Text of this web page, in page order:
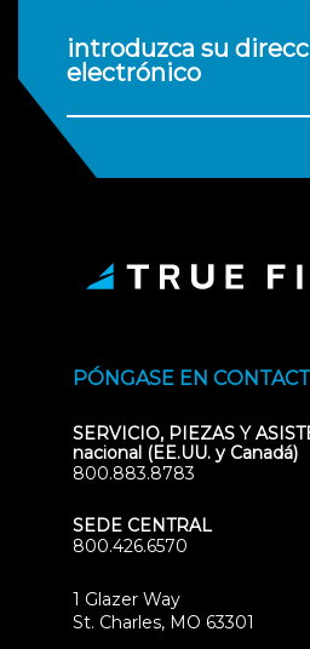
introduzca su
electrónico
PÓNGASE EN
SERVICIO, PIEZAS Y
nacional (EE.UU. y Canadá)
800.883.8783
SEDE CENTRAL
800.426.6570
1 Glazer Way
St. Charles, MO 63301